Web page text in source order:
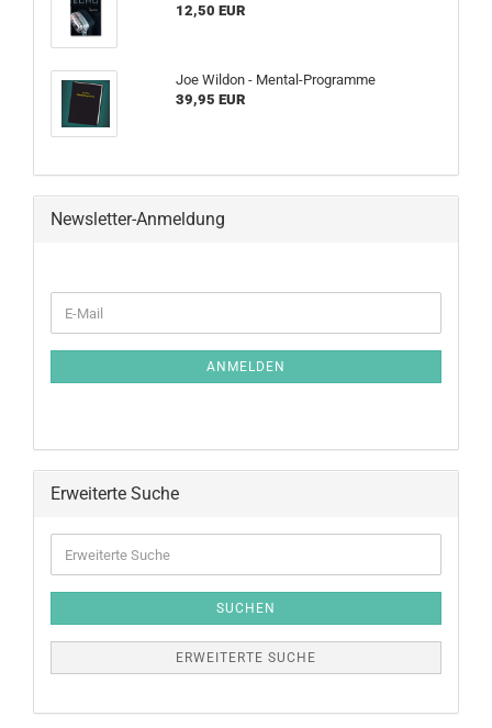
12,50 EUR
Joe Wildon - Mental-Programme
39,95 EUR
Newsletter-Anmeldung
ANMELDEN
Erweiterte Suche
SUCHEN
ERWEITERTE SUCHE